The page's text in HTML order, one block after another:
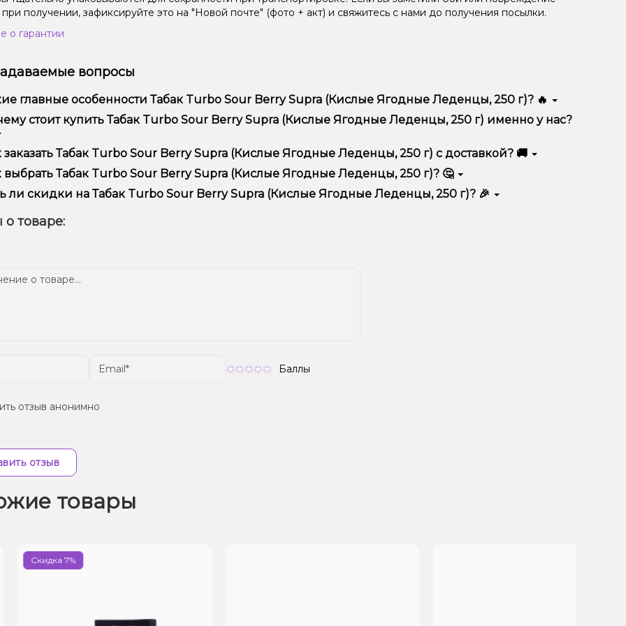
получении, зафиксируйте это на "Новой почте" (фото + акт) и свяжитесь с нами до получения посылки.
о гарантии
вопросы
главные особенности Табак Turbo Sour Berry Supra (Кислые Ягодные Леденцы, 250 г)? 🔥
Turbo Sour Berry Supra (Кислые Ягодные Леденцы, 250 г) отличается высоким качеством, удобством
и надежностью.
стоит купить Табак Turbo Sour Berry Supra (Кислые Ягодные Леденцы, 250 г) именно у нас?
только оригинальную продукцию, широкий ассортимент, выгодные цены и быструю доставку.
того, у нас регулярные акции и скидки для клиентов!
заказать Табак Turbo Sour Berry Supra (Кислые Ягодные Леденцы, 250 г) с доставкой? 🚚
заказ можно в несколько кликов:
Добавьте Табак Turbo Sour Berry Supra (Кислые Ягодные Леденцы, 250 г) в корзину.
Выберите удобный способ оплаты и доставки.
выбрать Табак Turbo Sour Berry Supra (Кислые Ягодные Леденцы, 250 г)? 🤔
зависит от ваших предпочтений – например, если это кальян, учитывайте размер, материал и тип чаши, если
– мощность и вкус. Наши менеджеры помогут подобрать идеальный вариант.
ли скидки на Табак Turbo Sour Berry Supra (Кислые Ягодные Леденцы, 250 г)? 🎉
телеграмм-канале, чтобы не упустить выгодные предложения!
товаре:
Баллы
отзыв анонимно
отзыв
товары
Скидка 7%